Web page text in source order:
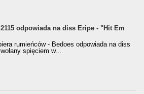
2115 odpowiada na diss Eripe - "Hit Em
rumieńców - Bedoes odpowiada na diss
spięciem w...